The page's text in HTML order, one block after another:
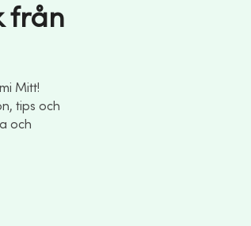
från
Mitt!
tips och
och